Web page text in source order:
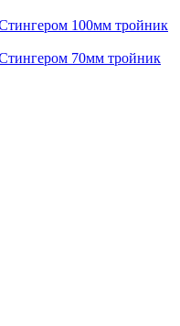
100мм тройник
70мм тройник